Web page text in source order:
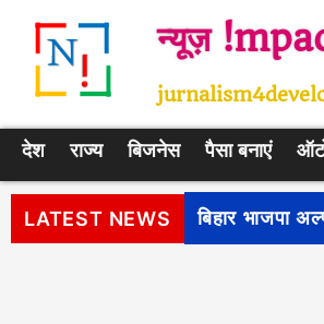
न्यूज़
देश राज्य बिजनेस पैसा बनाएं
LATEST NEWS पीएम सूर्य घर: